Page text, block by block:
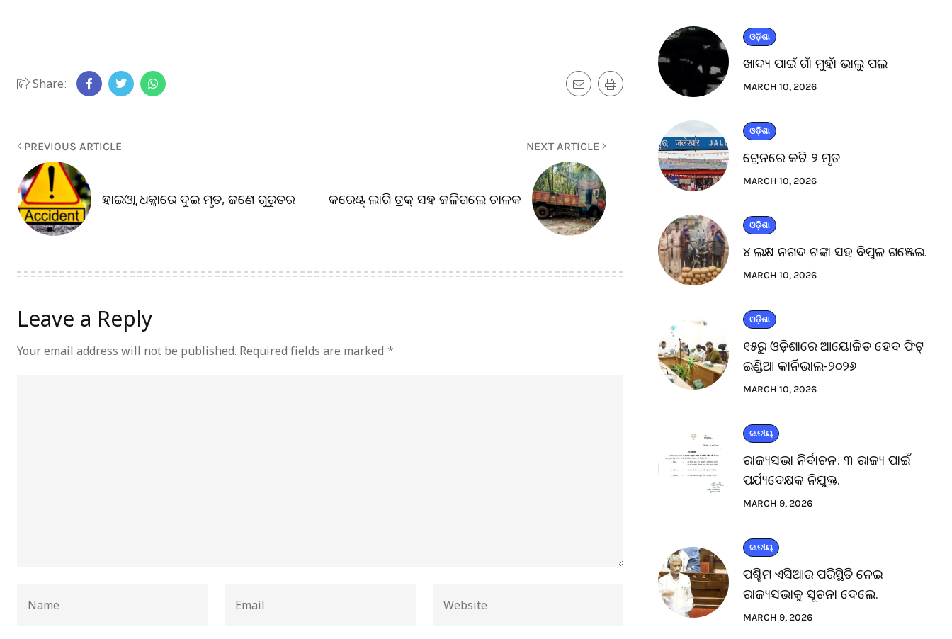
Share:
PREVIOUS ARTICLE
ହାଇଓ୍ବା ଧକ୍କାରେ ଦୁଇ ମୃତ, ଜଣେ ଗୁରୁତର
NEXT ARTICLE
କରେଣ୍ଟ୍ ଲାଗି ଟ୍ରକ୍ ସହ ଜଳିଗଲେ ଚାଳକ
Leave a Reply
Your email address will not be published. Required fields are marked *
ଓଡ଼ିଶା
ଖାଦ୍ୟ ପାଇଁ ଗାଁ ମୁହାଁ ଭାଲୁ ପଲ
MARCH 10, 2026
ଓଡ଼ିଶା
ଟ୍ରେନରେ କଟି ୨ ମୃତ
MARCH 10, 2026
ଓଡ଼ିଶା
୪ ଲକ୍ଷ ନଗଦ ଟଙ୍କା ସହ ବିପୁଳ ଗଞ୍ଜେଇ.
MARCH 10, 2026
ଓଡ଼ିଶା
୧୫ରୁ ଓଡ଼ିଶାରେ ଆୟୋଜିତ ହେବ ଫିଟ୍
ଇଣ୍ଡିଆ କାର୍ନିଭାଲ-୨୦୨୬
MARCH 10, 2026
ଜାତୀୟ
ରାଜ୍ୟସଭା ନିର୍ବାଚନ: ୩ ରାଜ୍ୟ ପାଇଁ
ପର୍ଯ୍ୟବେକ୍ଷକ ନିଯୁକ୍ତ.
MARCH 9, 2026
ଜାତୀୟ
ପଶ୍ଚିମ ଏସିଆର ପରିସ୍ଥିତି ନେଇ
ରାଜ୍ୟସଭାକୁ ସୂଚନା ଦେଲେ.
MARCH 9, 2026